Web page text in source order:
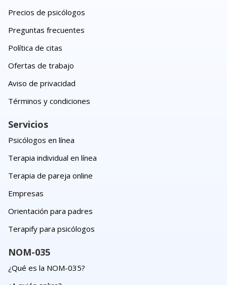
Precios de psicólogos
Preguntas frecuentes
Política de citas
Ofertas de trabajo
Aviso de privacidad
Términos y condiciones
Servicios
Psicólogos en línea
Terapia individual en línea
Terapia de pareja online
Empresas
Orientación para padres
Terapify para psicólogos
NOM-035
¿Qué es la NOM-035?